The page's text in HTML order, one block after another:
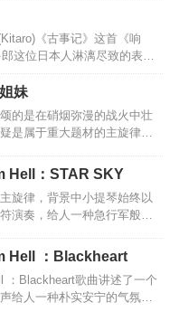
曲与花腔女高音唱法，头腔
嗓切换自如，对高音的极致
人物复杂心理展现得淋漓尽
越空灵，越听越好听。左手
裂出了十方的闪电把时光匆
所不见左手拈着花右手舞着
雪一滴泪 啊啊啊那是我 啊啊
弦舟楫摆渡在忘川的水间当
《古事记》这首《响
这位日本人淋漓尽致的表达
逸、放达的神韵。这种神韵
的目送归鸿，手挥五弦。俯
，悠然见南山”，李太白的明
文字中都有相似的影子。听这
振奋，越听越让人觉得荡气
妹
的是在硝烟弥漫的战火中壮
是属于重大题材的主旋律作
理习惯中高大过人、不同凡
已故亲人情感
深情而动人，它大大拉近了
距离——此时的英雄不再是
不再是虚浮空泛的，而是真
应当承认，作者从姐姐”的角
同一个年代/可你的年龄只大
Hell：STAR SKY
旋律，背景中小提琴始终以
演奏，给人一种急行军般的
首歌上面。20s的时候，突然
常八度的钢琴声第一次演奏
一次听觉上的震撼。与前奏
着强有力的冲击力。29s的时
Hell ：Blackheart
：Blackheart歌曲讲述了一个
给人一种朴实安宁的气氛，